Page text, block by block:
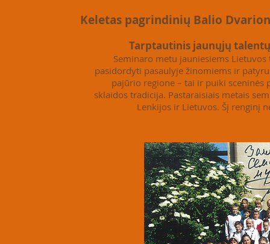
Keletas pagrindinių Balio
Tarptautinis jaunųjų
Seminaro metu jauniesiems
pasidordyti pasaulyje žinomiems ir
pajūrio regione – tai ir puiki sceninės
sklaidos tradicija. Pastaraisiais metais
Lenkijos ir Lietuvos. Šį renginį